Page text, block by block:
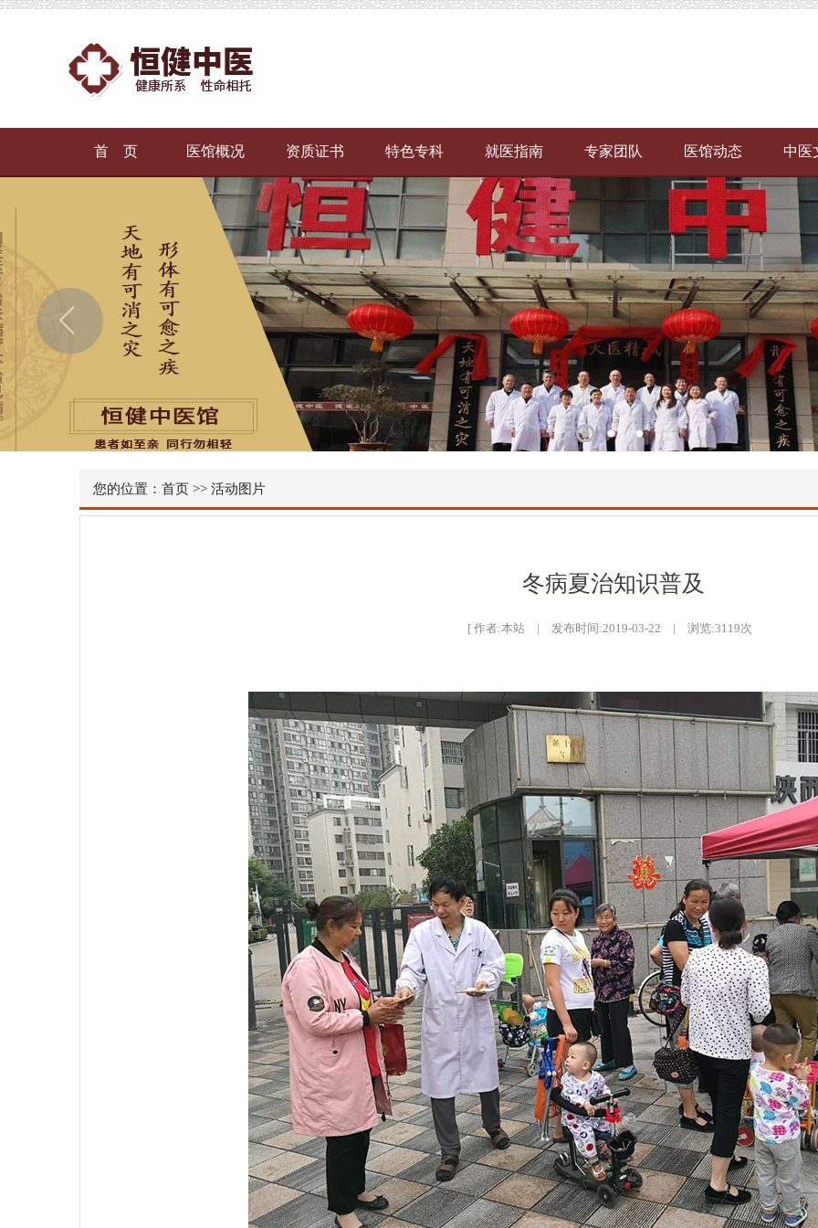
首 页 医馆概况 资质证书 特色专科 就医指南 专家团队 医馆动态 中医
1 2 3
您的位置： 首页 >> 活动图片
冬病夏治知识普及
[ 作者:本站 | 发布时间:2019-03-22 | 浏览:3119次